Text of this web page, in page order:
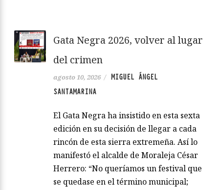
Gata Negra 2026, volver al lugar
del crimen
agosto 10, 2026 / MIGUEL ÁNGEL
SANTAMARINA
El Gata Negra ha insistido en esta sexta
edición en su decisión de llegar a cada
rincón de esta sierra extremeña. Así lo
manifestó el alcalde de Moraleja César
Herrero: “No queríamos un festival que
se quedase en el término municipal;